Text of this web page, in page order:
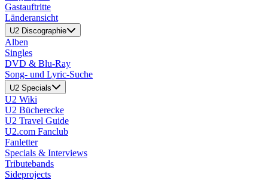
Gastauftritte
Länderansicht
U2 Discographie
Alben
Singles
DVD & Blu-Ray
Song- und Lyric-Suche
U2 Specials
U2 Wiki
U2 Bücherecke
U2 Travel Guide
U2.com Fanclub
Fanletter
Specials & Interviews
Tributebands
Sideprojects